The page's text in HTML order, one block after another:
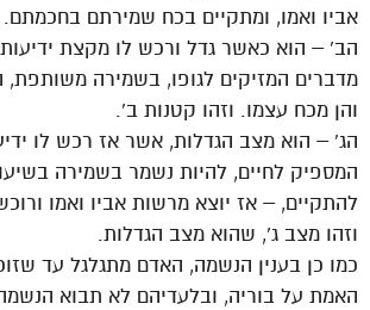
אביו ואמו, ומתקיים בכח שמירתם
הב' – הוא כאשר גדל ורכש לו מקצת
מדברים המזיקים לגופו, בשמירה
והן מכח עצמו. וזהו קטנות ב'.
הג' – הוא מצב הגדלות, אשר אז רכש לו
המספיק לחיים, להיות נשמר בשמירה
להתקיים, – אז יוצא מרשות אביו ואמו
וזהו מצב ג', שהוא מצב הגדלות.
כמו כן בענין הנשמה, האדם מתגלגל עד
האמת על בוריה, ובלעדיהם לא תבוא